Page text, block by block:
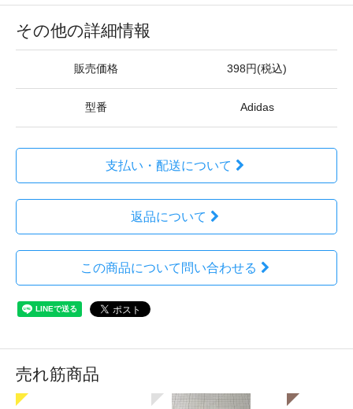
その他の詳細情報
販売価格 398円(税込)
型番 Adidas
支払い・配送について
返品について
この商品について問い合わせる
売れ筋商品